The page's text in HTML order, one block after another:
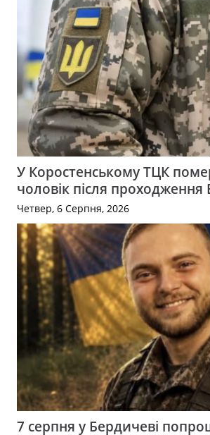
У Коростенському ТЦК
чоловік після
Четвер, 6 Серпня, 2026
7 серпня у Бердичеві